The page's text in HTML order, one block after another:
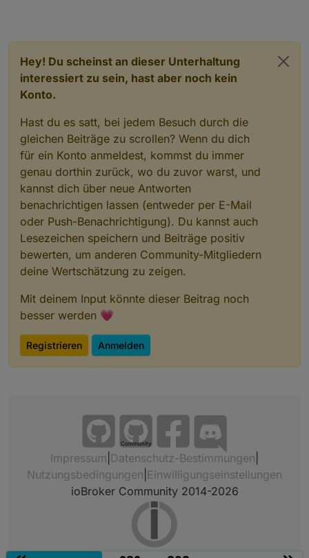
Hey! Du scheinst an dieser Unterhaltung
interessiert zu sein, hast aber noch kein
Konto.
Hast du es satt, bei jedem Besuch durch die
gleichen Beiträge zu scrollen? Wenn du dich
für ein Konto anmeldest, kommst du immer
genau dorthin zurück, wo du zuvor warst, und
kannst dich über neue Antworten
benachrichtigen lassen (entweder per E-Mail
oder Push-Benachrichtigung). Du kannst auch
Lesezeichen speichern und Beiträge positiv
bewerten, um anderen Community-Mitgliedern
deine Wertschätzung zu zeigen.
Mit deinem Input könnte dieser Beitrag noch
besser werden 💗
Registrieren Anmelden
Community
Impressum Datenschutz-Bestimmungen
Nutzungsbedingungen Einwilligungseinstellungen
ioBroker Community 2014-2026